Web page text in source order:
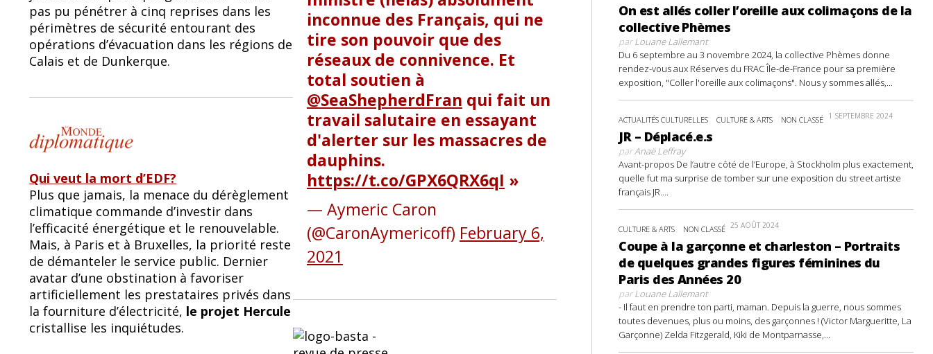
pas pu pénétrer à cinq reprises dans les
périmètres de sécurité entourant des
opérations d’évacuation dans les régions de
Calais et de Dunkerque.
Qui veut la mort d’EDF?
Plus que jamais, la menace du dérèglement
climatique commande d’investir dans
l’efficacité énergétique et le renouvelable.
Mais, à Paris et à Bruxelles, la priorité reste
de démanteler le service public. Dernier
avatar d’une obstination à favoriser
artificiellement les prestataires privés dans
la fourniture d’électricité, le projet Hercule
cristallise les inquiétudes.
inconnue des Français, qui ne
tire son pouvoir que des
réseaux de connivence. Et
total soutien à
@SeaShepherdFran qui fait un
travail salutaire en essayant
d'alerter sur les massacres de
dauphins.
https://t.co/GPX6QRX6qI
— Aymeric Caron
(@CaronAymericoff) February 6,
2021
On est allés coller l’oreille aux colimaçons de la
collective Phèmes
parLouane Lallemant
Du 6 septembre au 3 novembre 2024, la collective Phèmes donne
rendez-vous aux Réserves du FRAC Île-de-France pour sa première
exposition, "Coller l'oreille aux colimaçons". Nous y sommes allés,...
ACTUALITÉS CULTURELLES CULTURE & ARTS NON CLASSÉ 1 SEPTEMBRE 2024
JR – Déplacé.e.s
parAnaë Leffray
Avant-propos De l’autre côté de l’Europe, à Stockholm plus exactement,
quelle fut ma surprise de tomber sur une exposition du street artiste
français JR....
CULTURE & ARTS NON CLASSÉ 25 AOÛT 2024
Coupe à la garçonne et charleston – Portraits
de quelques grandes figures féminines du
Paris des Années 20
parLouane Lallemant
- Il faut en prendre ton parti, maman. Depuis la guerre, nous sommes
toutes devenues, plus ou moins, des garçonnes ! (Victor Margueritte, La
Garçonne) Zelda Fitzgerald, Kiki de Montparnasse,...